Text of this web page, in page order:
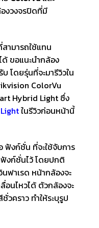
งวงจรปิดที่มี
ามารถใช้แทน
ขอแนะนำกล้อง
โดยรุ่นที่จะมารีวิวใน
ColorVu
Hybrid Light ซึ่ง
ในรีวิวก่อนหน้านี้
งก์ชั่น ที่จะใช้จับการ
ฟังก์ชั่นไว้ โดยปกติ
ฟาเรด หน้ากล้องจะ
อนไหวได้ ตัวกล้องจะ
วคราว ทำให้ระบุรูป